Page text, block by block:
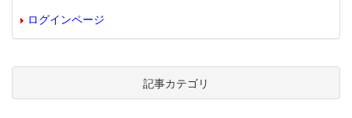
ログインページ
記事カテゴリ